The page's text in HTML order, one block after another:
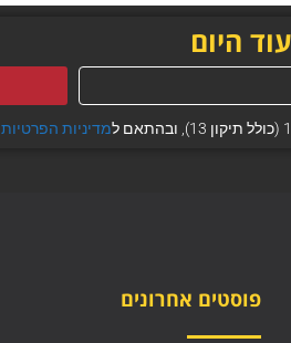
היום
מדיניות הפרטיות
פוסטים אחרונים